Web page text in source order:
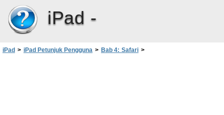
iPad -
iPad > iPad Petunjuk Pengguna > Bab 4: Safari >